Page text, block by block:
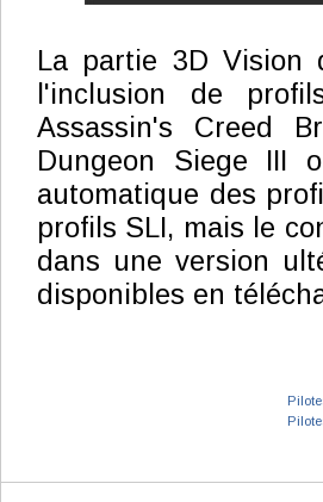
La partie 3D Vision
l'inclusion de
Assassin's Creed
Dungeon Siege III
automatique des
profils SLI, mais le
dans une version
disponibles en